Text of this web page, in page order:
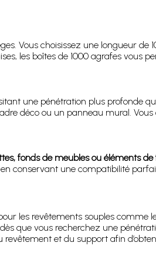
Vous choisissez une longueur de
les boîtes de 1000 agrafes vous
une pénétration plus profonde
déco ou un panneau mural.
fonds de meubles ou éléments de
conservant une compatibilité
les revêtements souples comme
que vous recherchez une
et du support afin